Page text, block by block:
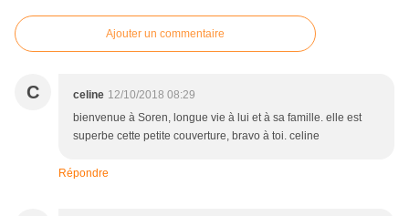
Ajouter un commentaire
C celine 12/10/2018 08:29
bienvenue à Soren, longue vie à lui et à sa famille. elle est
superbe cette petite couverture, bravo à toi. celine
Répondre